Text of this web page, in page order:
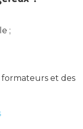
;
formateurs et des